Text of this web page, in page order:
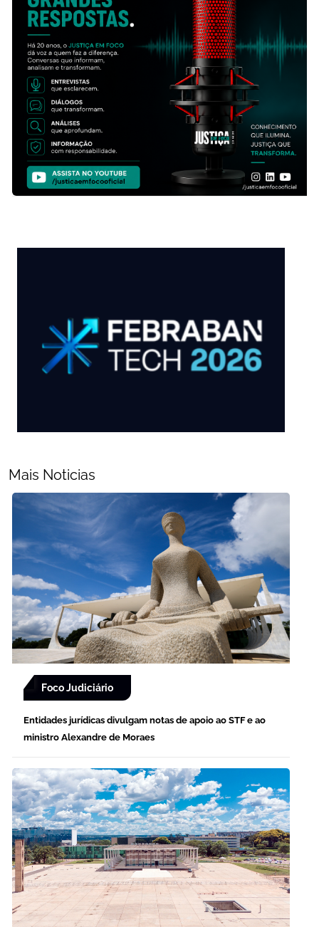
Mais Noticias
Foco Judiciário
Entidades jurídicas divulgam notas de apoio ao STF e ao
ministro Alexandre de Moraes